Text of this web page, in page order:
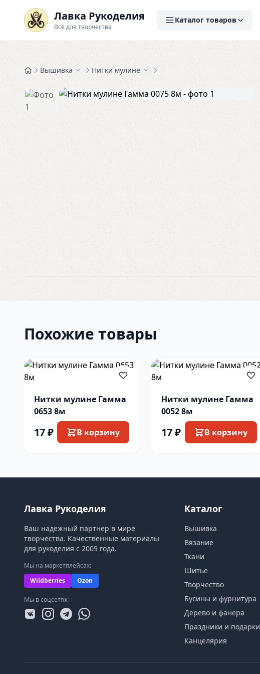
Лавка Рукоделия
Всё для творчества
Каталог товаров
Вышивка Нитки мулине
Похожие товары
Нитки мулине Гамма
0653 8м
17 ₽ В корзину
Нитки мулине Гамма
0052 8м
17 ₽ В корзину
Лавка Рукоделия
Ваш надежный партнер в мире
творчества. Качественные материалы
для рукоделия с 2009 года.
Мы на маркетплейсах:
Wildberries
Ozon
Мы в соцсетях:
Каталог
Вышивка
Вязание
Ткани
Шитье
Творчество
Бусины и фурнитура
Дерево и фанера
Праздники и подарки
Канцелярия